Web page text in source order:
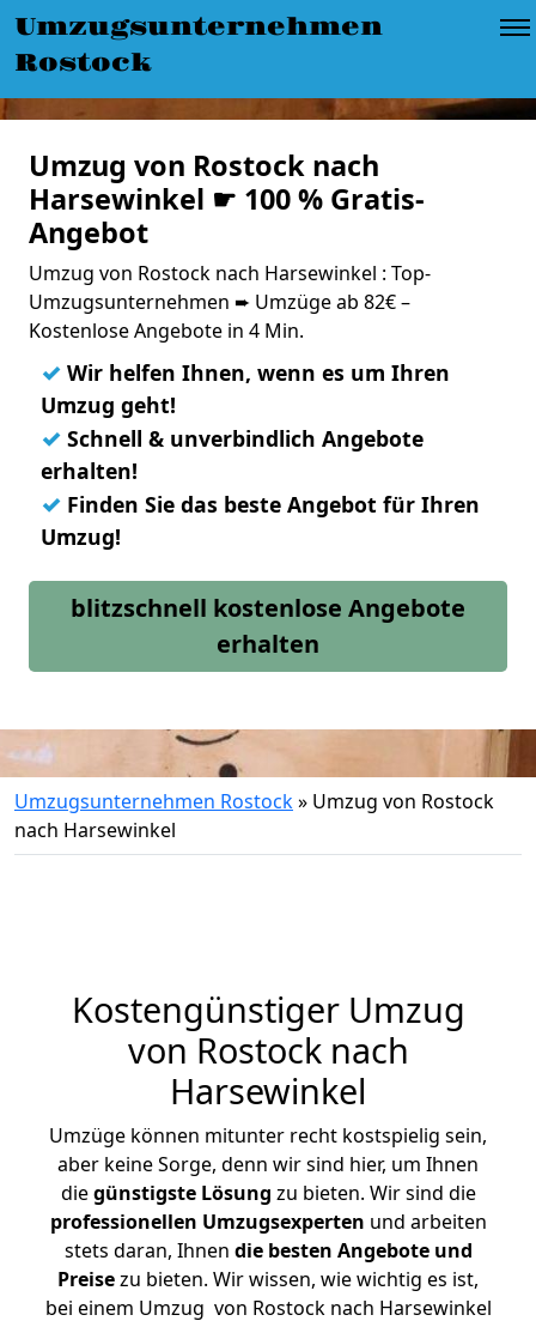
Umzugsunternehmen
Rostock
Umzug von Rostock nach
Harsewinkel ☛ 100 % Gratis-
Angebot
Umzug von Rostock nach Harsewinkel : Top-
Umzugsunternehmen ➨ Umzüge ab 82€ –
Kostenlose Angebote in 4 Min.
✓ Wir helfen Ihnen, wenn es um Ihren
Umzug geht!
✓ Schnell & unverbindlich Angebote
erhalten!
✓ Finden Sie das beste Angebot für Ihren
Umzug!
blitzschnell kostenlose Angebote
erhalten
Umzugsunternehmen Rostock» Umzug von Rostock
nach Harsewinkel
Kostengünstiger Umzug
von Rostock nach
Harsewinkel
Umzüge können mitunter recht kostspielig sein,
aber keine Sorge, denn wir sind hier, um Ihnen
diegünstigste Lösung zu bieten. Wir sind die
professionellen Umzugsexperten und arbeiten
stets daran, Ihnen die besten Angebote und
Preisezu bieten. Wir wissen, wie wichtig es ist,
bei einem Umzug von Rostock nach Harsewinkel